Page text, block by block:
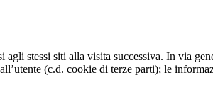
stessi siti alla visita successiva. In via
(c.d. cookie di terze parti); le